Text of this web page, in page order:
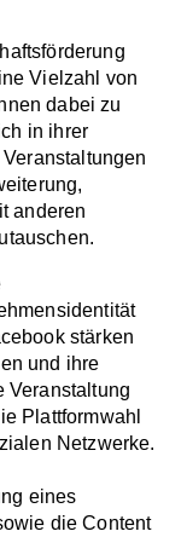
Vielzahl von
dabei zu
in ihrer
anderen
stärken
und ihre
Veranstaltung
Plattformwahl
Netzwerke.
eines
die Content